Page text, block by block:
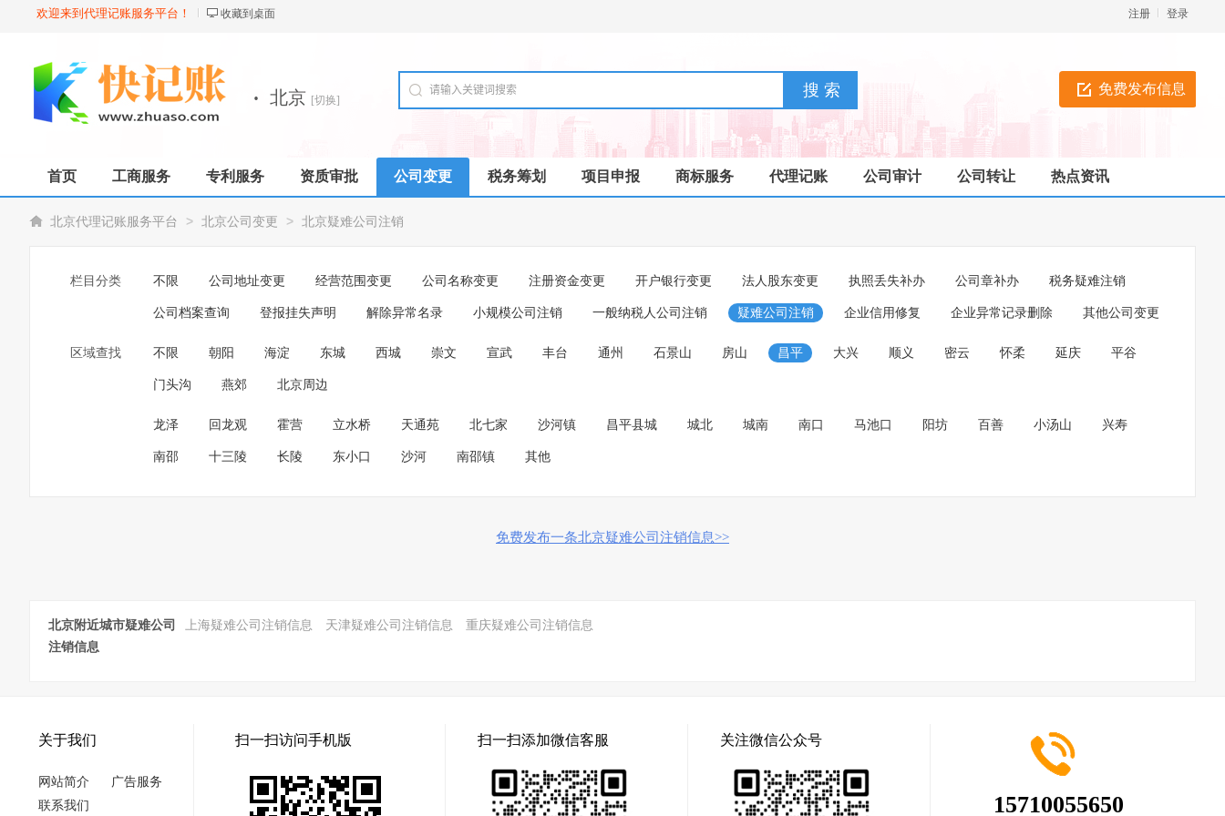
欢迎来到代理记账服务平台！ 收藏到桌面 登录
注册
免费发布信息
· 北京 [切换]
首页 工商服务 专利服务 资质审批 公司变更 税务筹划 项目申报 商标服务 代理记账 公司审计 公司转让 热点资讯
北京代理记账服务平台 > 北京公司变更 > 北京疑难公司注销
栏目分类 不限 公司地址变更 经营范围变更 公司名称变更 注册资金变更 开户银行变更 法人股东变更 执照丢失补办 公司章补办 税务疑难注销
公司档案查询 登报挂失声明 解除异常名录 小规模公司注销 一般纳税人公司注销 疑难公司注销 企业信用修复 企业异常记录删除 其他公司变更
区域查找 不限 朝阳 海淀 东城 西城 崇文 宣武 丰台 通州 石景山 房山 昌平 大兴 顺义 密云 怀柔 延庆 平谷
门头沟 燕郊 北京周边
龙泽 回龙观 霍营 立水桥 天通苑 北七家 沙河镇 昌平县城 城北 城南 南口 马池口 阳坊 百善 小汤山 兴寿
南邵 十三陵 长陵 东小口 沙河 南邵镇 其他
免费发布一条北京疑难公司注销信息>>
北京附近城市疑难公司
注销信息
上海疑难公司注销信息 天津疑难公司注销信息 重庆疑难公司注销信息
关于我们
网站简介
广告服务
联系我们
扫一扫访问手机版 扫一扫添加微信客服 关注微信公众号
15710055650